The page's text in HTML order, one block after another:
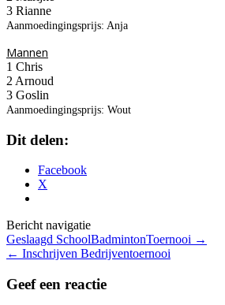
3 Rianne
Aanmoedingingsprijs: Anja
Mannen
1 Chris
2 Arnoud
3 Goslin
Aanmoedingingsprijs: Wout
Dit delen:
Facebook
X
Bericht navigatie
Geslaagd SchoolBadmintonToernooi →
← Inschrijven Bedrijventoernooi
Geef een reactie